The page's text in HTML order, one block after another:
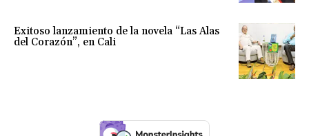
Exitoso lanzamiento de la novela “Las Alas
del Corazón”, en Cali